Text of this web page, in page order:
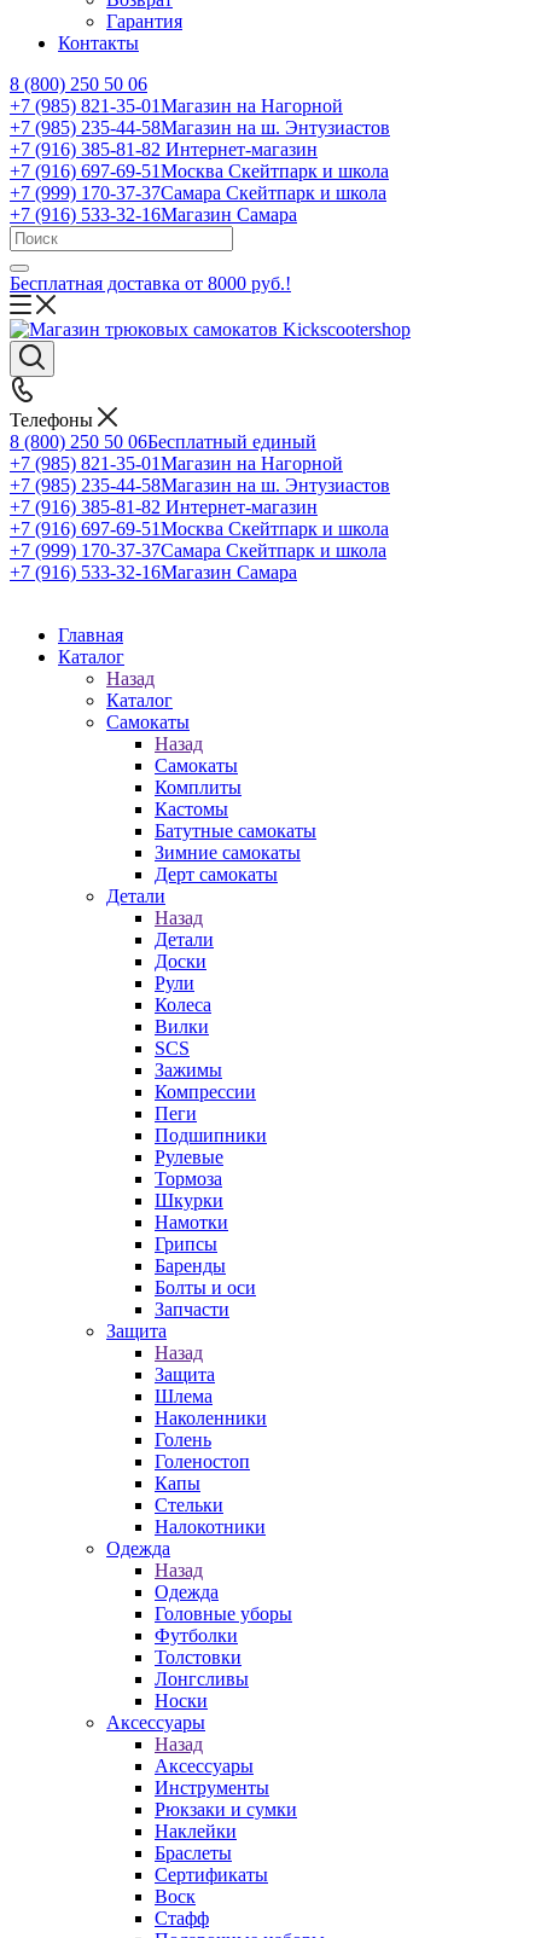
Гарантия
Контакты
8 (800) 250 50 06
+7 (985) 821-35-01Магазин на Нагорной
+7 (985) 235-44-58Магазин на ш. Энтузиастов
+7 (916) 385-81-82 Интернет-магазин
+7 (916) 697-69-51Москва Скейтпарк и школа
+7 (999) 170-37-37Самара Скейтпарк и школа
+7 (916) 533-32-16Магазин Самара
Бесплатная доставка от 8000 руб.!
Телефоны
8 (800) 250 50 06Бесплатный единый
+7 (985) 821-35-01Магазин на Нагорной
+7 (985) 235-44-58Магазин на ш. Энтузиастов
+7 (916) 385-81-82 Интернет-магазин
+7 (916) 697-69-51Москва Скейтпарк и школа
+7 (999) 170-37-37Самара Скейтпарк и школа
+7 (916) 533-32-16Магазин Самара
Главная
Каталог
Назад
Каталог
Самокаты
Назад
Самокаты
Комплиты
Кастомы
Батутные самокаты
Зимние самокаты
Дерт самокаты
Детали
Назад
Детали
Доски
Рули
Колеса
Вилки
SCS
Зажимы
Компрессии
Пеги
Подшипники
Рулевые
Тормоза
Шкурки
Намотки
Грипсы
Баренды
Болты и оси
Запчасти
Защита
Назад
Защита
Шлема
Наколенники
Голень
Голеностоп
Капы
Стельки
Налокотники
Одежда
Назад
Одежда
Головные уборы
Футболки
Толстовки
Лонгсливы
Носки
Аксессуары
Назад
Аксессуары
Инструменты
Рюкзаки и сумки
Наклейки
Браслеты
Сертификаты
Воск
Стафф